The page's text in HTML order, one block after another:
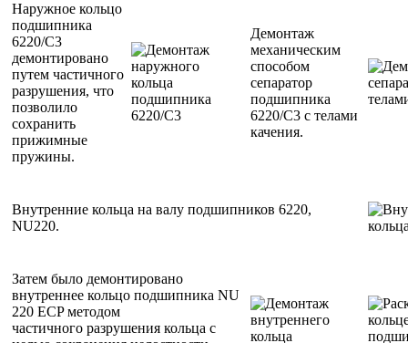
Наружное кольцо
подшипника
6220/С3
демонтировано
путем частичного
разрушения, что
позволило
сохранить
прижимные
пружины.
Демонтаж
механическим
способом
сепаратор
подшипника
6220/С3 с телами
качения.
Внутренние кольца на валу подшипников 6220,
NU220.
Затем было демонтировано
внутреннее кольцо подшипника NU
220 ECP методом
частичного разрушения кольца с